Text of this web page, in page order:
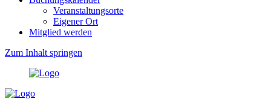
Veranstaltungsorte
Eigener Ort
Mitglied werden
Zum Inhalt springen